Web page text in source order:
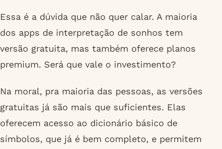
Essa é a dúvida que não quer calar. A maioria
dos apps de interpretação de sonhos tem
versão gratuita, mas também oferece planos
premium. Será que vale o investimento?
Na moral, pra maioria das pessoas, as versões
gratuitas já são mais que suficientes. Elas
oferecem acesso ao dicionário básico de
símbolos, que já é bem completo, e permitem